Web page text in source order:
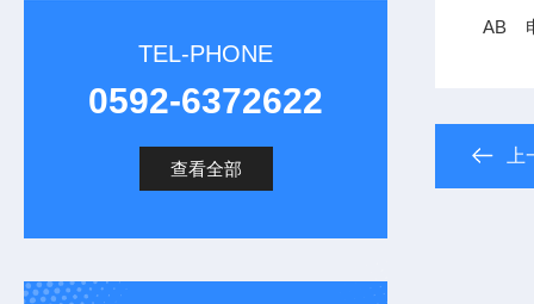
TEL-PHONE
0592-6372622
查看全部
AB